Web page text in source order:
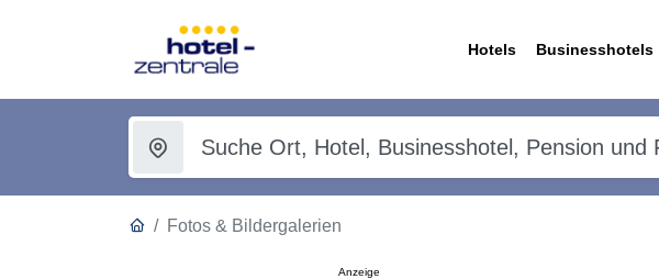
Hotels Businesshotels
Fotos & Bildergalerien
Anzeige